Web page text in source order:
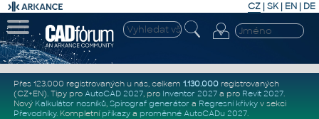
CZ | SK| EN | DE
Přes 123.000 registrovaných u nás, celkem 1.130.000registrovaných
(CZ+EN). Tipy pro AutoCAD 2027, pro Inventor 2027a pro Revit 2027.
Nový Kalkulátor nosníků, Spirograf generátor a Regresní křivkyv sekci
Převodníky. Kompletní příkazya proměnné AutoCADu 2027.